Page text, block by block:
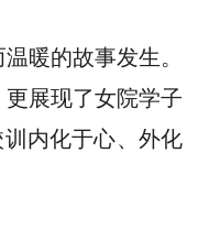
暖的故事发生。
展现了女院学子
内化于心、外化